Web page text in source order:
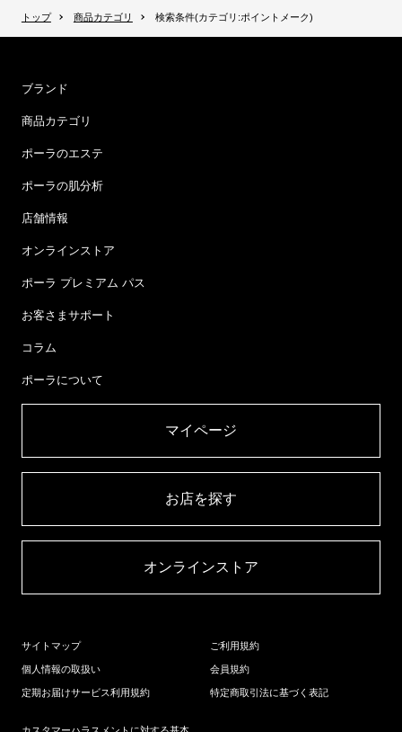
トップ 商品カテゴリ 検索条件(カテゴリ:ポイントメーク)
ブランド
商品カテゴリ
ポーラのエステ
ポーラの肌分析
店舗情報
オンラインストア
ポーラ プレミアム パス
お客さまサポート
コラム
ポーラについて
マイページ​
お店を探す​
オンラインストア​
サイトマップ
個人情報の取扱い
定期お届けサービス利用規約
ご利用規約
会員規約
特定商取引法に基づく表記